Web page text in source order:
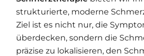
strukturierte, moderne
Ziel ist es nicht nur, die
überdecken, sondern die
präzise zu lokalisieren, den